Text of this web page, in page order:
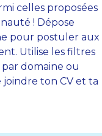
celles proposées
! Dépose
pour postuler aux
Utilise les filtres
domaine ou
joindre ton CV et ta